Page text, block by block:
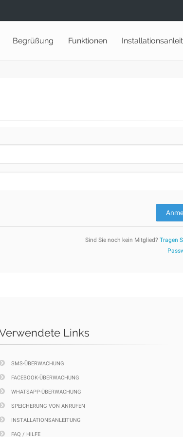
Begrüßung Funktionen
Sind Sie noch kein Mitglied? Tragen
Links
SMS-ÜBERWACHUNG
FACEBOOK-ÜBERWACHUNG
WHATSAPP-ÜBERWACHUNG
SPEICHERUNG VON ANRUFEN
INSTALLATIONSANLEITUNG
FAQ / HILFE